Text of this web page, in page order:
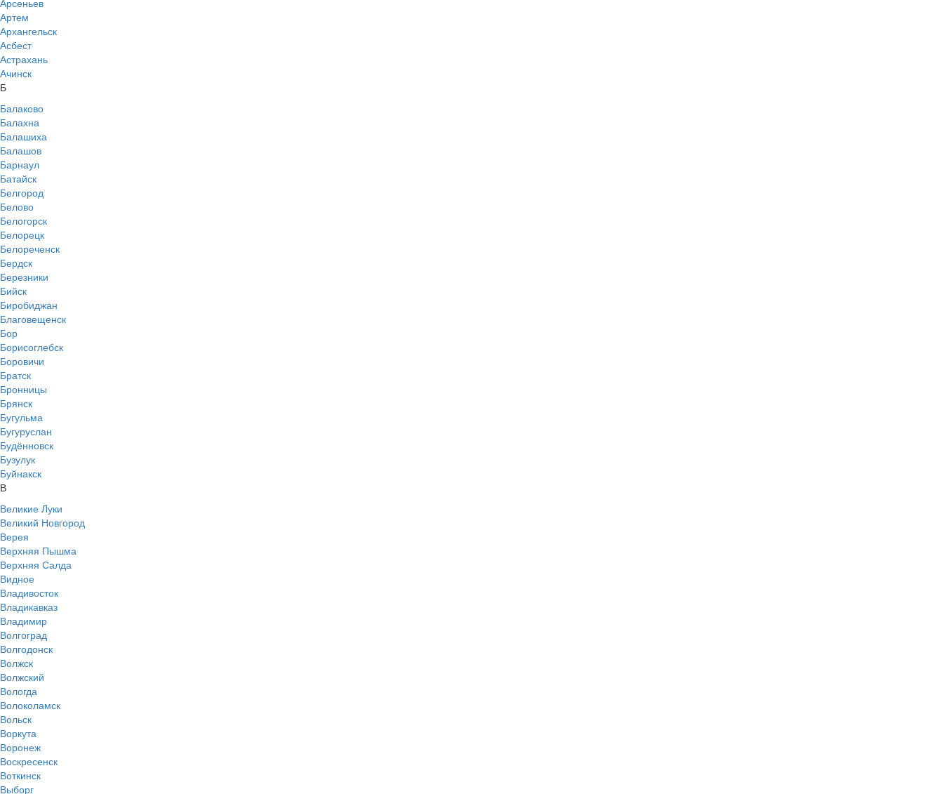
Арсеньев
Артем
Архангельск
Асбест
Астрахань
Ачинск
Б
Балаково
Балахна
Балашиха
Балашов
Барнаул
Батайск
Белгород
Белово
Белогорск
Белорецк
Белореченск
Бердск
Березники
Бийск
Биробиджан
Благовещенск
Бор
Борисоглебск
Боровичи
Братск
Бронницы
Брянск
Бугульма
Бугуруслан
Будённовск
Бузулук
Буйнакск
В
Великие Луки
Великий Новгород
Верея
Верхняя Пышма
Верхняя Салда
Видное
Владивосток
Владикавказ
Владимир
Волгоград
Волгодонск
Волжск
Волжский
Вологда
Волоколамск
Вольск
Воркута
Воронеж
Воскресенск
Воткинск
Выборг